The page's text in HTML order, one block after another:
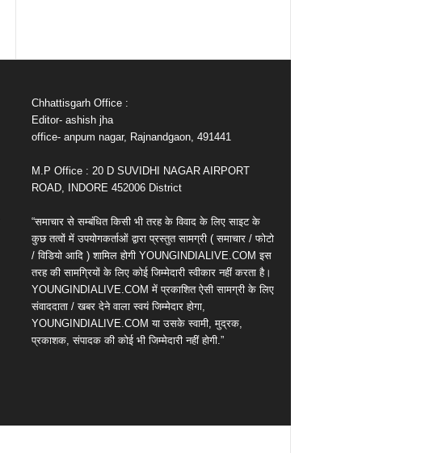
Chhattisgarh Office :
Editor- ashish jha
office- anpum nagar, Rajnandgaon, 491441
M.P Office : 20 D SUVIDHI NAGAR AIRPORT
ROAD, INDORE 452006 District
“समाचार से सम्बंधित किसी भी तरह के विवाद के लिए साइट के
कुछ तत्वों में उपयोगकर्ताओं द्वारा प्रस्तुत सामग्री ( समाचार / फोटो
/ विडियो आदि ) शामिल होगी YOUNGINDIALIVE.COM इस
तरह की सामग्रियों के लिए कोई जिम्मेदारी स्वीकार नहीं करता है।
YOUNGINDIALIVE.COM में प्रकाशित ऐसी सामग्री के लिए
संवाददाता / खबर देने वाला स्वयं जिम्मेदार होगा,
YOUNGINDIALIVE.COM या उसके स्वामी, मुद्रक,
प्रकाशक, संपादक की कोई भी जिम्मेदारी नहीं होगी.”